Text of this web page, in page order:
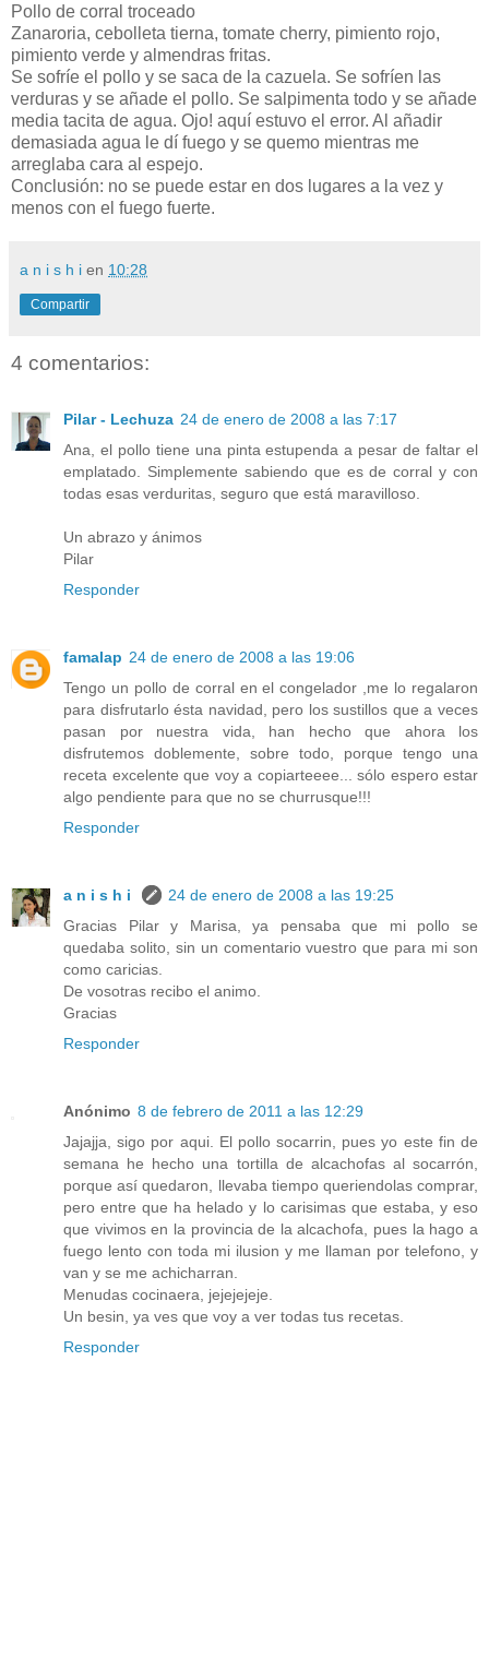
Pollo de corral troceado
Zanaroria, cebolleta tierna, tomate cherry, pimiento rojo,
pimiento verde y almendras fritas.
Se sofríe el pollo y se saca de la cazuela. Se sofríen las
verduras y se añade el pollo. Se salpimenta todo y se añade
media tacita de agua. Ojo! aquí estuvo el error. Al añadir
demasiada agua le dí fuego y se quemo mientras me
arreglaba cara al espejo.
Conclusión: no se puede estar en dos lugares a la vez y
menos con el fuego fuerte.
a n i s h i en 10:28
Compartir
4 comentarios:
Pilar - Lechuza 24 de enero de 2008 a las 7:17
Ana, el pollo tiene una pinta estupenda a pesar de faltar el
emplatado. Simplemente sabiendo que es de corral y con
todas esas verduritas, seguro que está maravilloso.
Un abrazo y ánimos
Pilar
Responder
famalap 24 de enero de 2008 a las 19:06
Tengo un pollo de corral en el congelador ,me lo regalaron
para disfrutarlo ésta navidad, pero los sustillos que a veces
pasan por nuestra vida, han hecho que ahora los
disfrutemos doblemente, sobre todo, porque tengo una
receta excelente que voy a copiarteeee... sólo espero estar
algo pendiente para que no se churrusque!!!
Responder
a n i s h i
24 de enero de 2008 a las 19:25
Gracias Pilar y Marisa, ya pensaba que mi pollo se
quedaba solito, sin un comentario vuestro que para mi son
como caricias.
De vosotras recibo el animo.
Gracias
Responder
Anónimo 8 de febrero de 2011 a las 12:29
Jajajja, sigo por aqui. El pollo socarrin, pues yo este fin de
semana he hecho una tortilla de alcachofas al socarrón,
porque así quedaron, llevaba tiempo queriendolas comprar,
pero entre que ha helado y lo carisimas que estaba, y eso
que vivimos en la provincia de la alcachofa, pues la hago a
fuego lento con toda mi ilusion y me llaman por telefono, y
van y se me achicharran.
Menudas cocinaera, jejejejeje.
Un besin, ya ves que voy a ver todas tus recetas.
Responder